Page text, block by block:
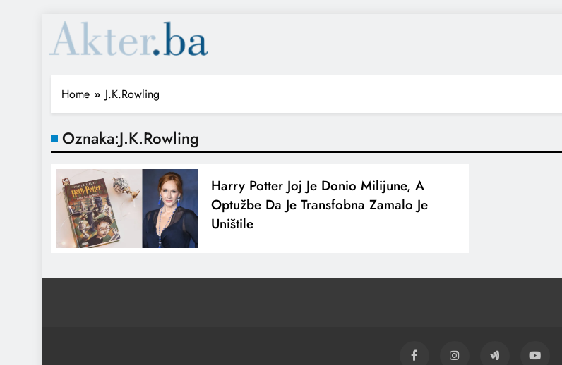
Home J.K.Rowling
Oznaka:J.K.Rowling
Harry Potter Joj Je Donio Milijune, A
Optužbe Da Je Transfobna Zamalo Je
Uništile